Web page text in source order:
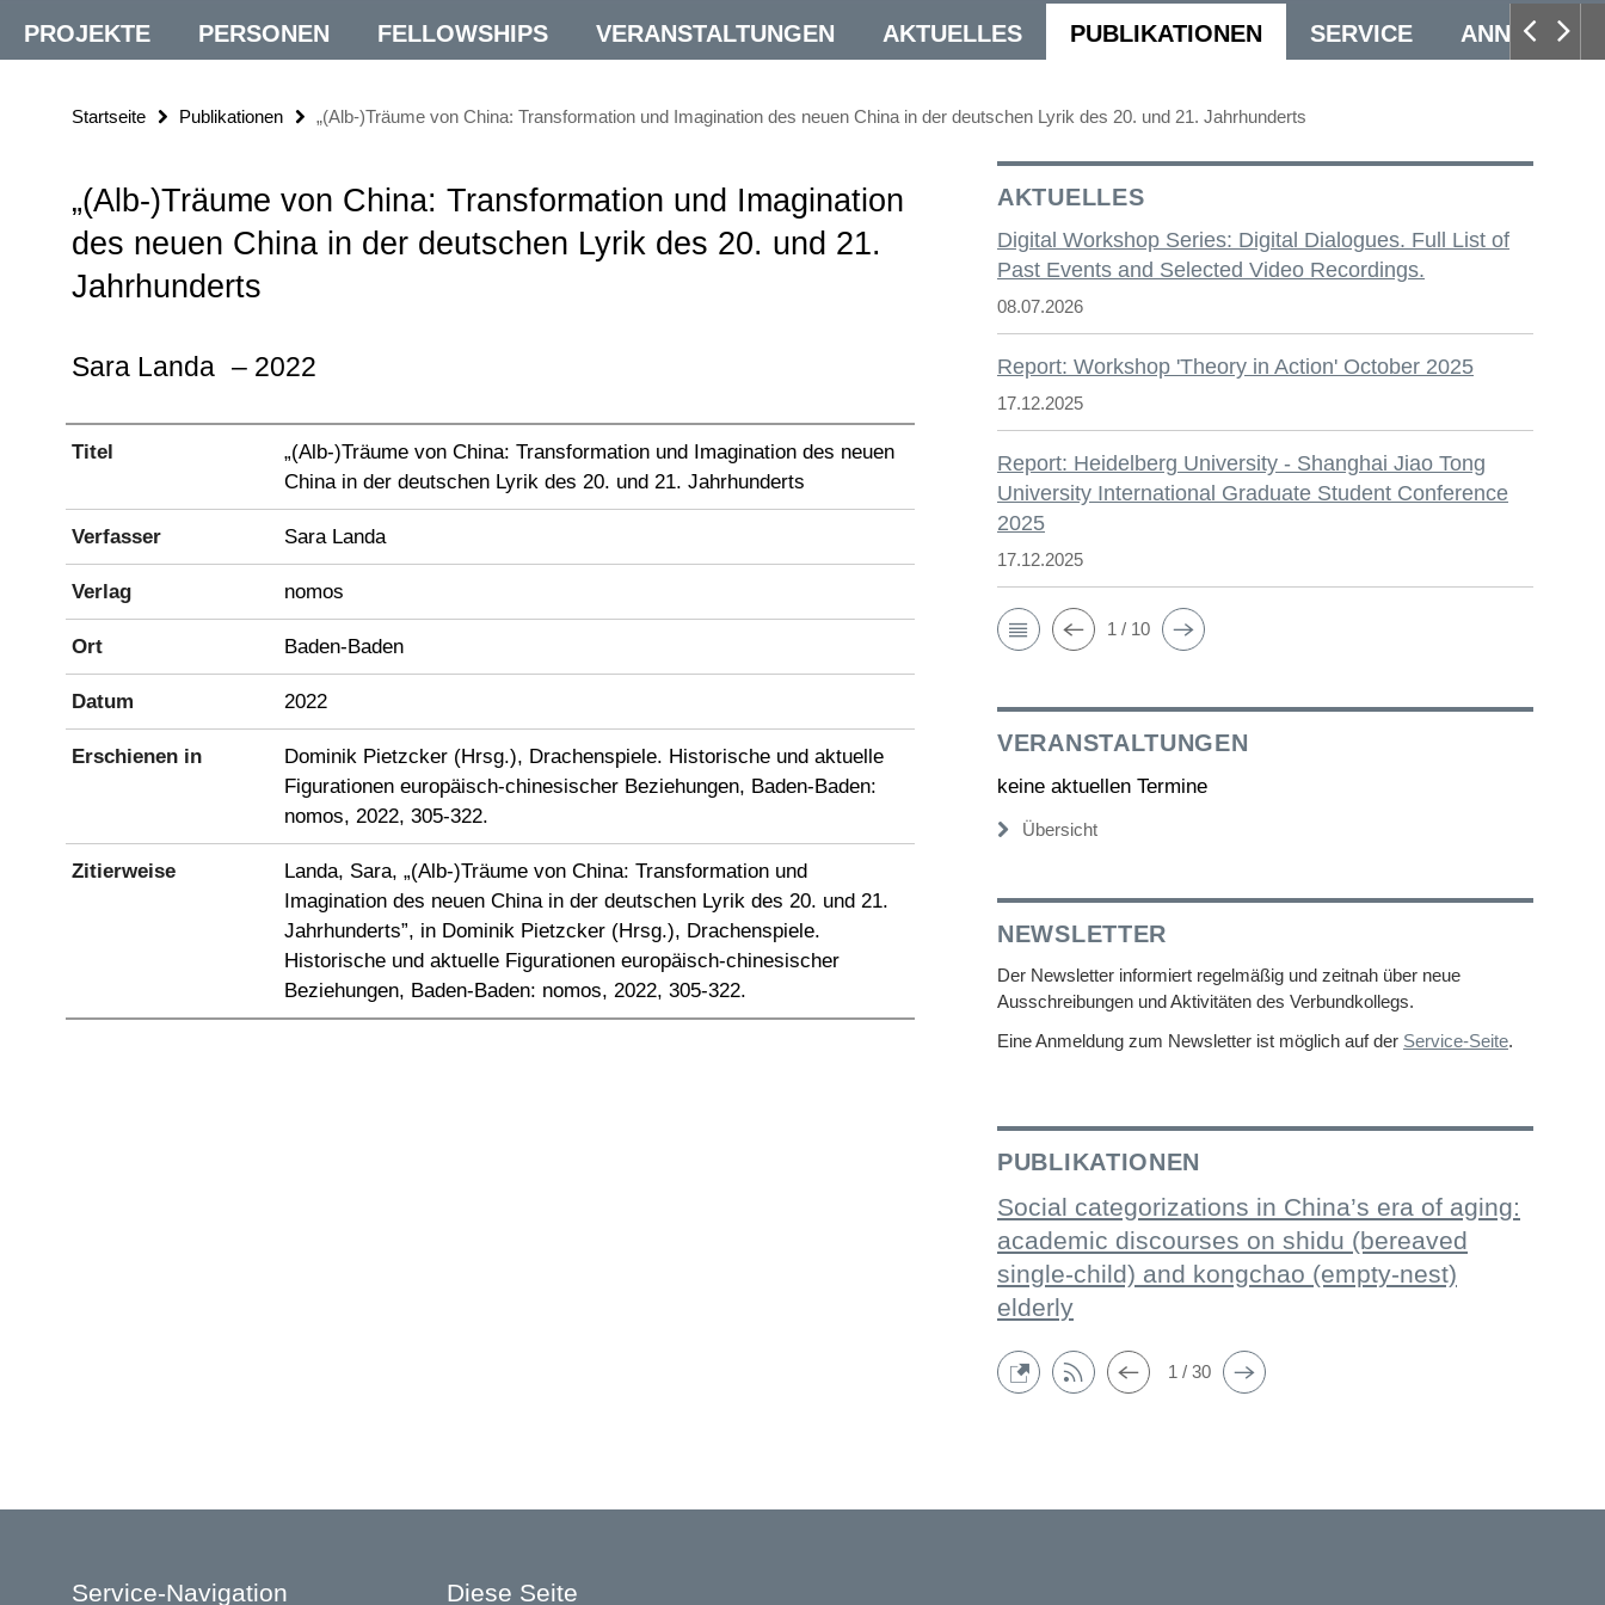
PROJEKTE PERSONEN FELLOWSHIPS VERANSTALTUNGEN AKTUELLES PUBLIKATIONEN SERVICE ANNUAL
Startseite Publikationen „(Alb-)Träume von China: Transformation und Imagination des neuen China in der deutschen Lyrik des 20. und 21. Jahrhunderts
„(Alb-)Träume von China: Transformation und Imagination
des neuen China in der deutschen Lyrik des 20. und 21.
Jahrhunderts
Sara Landa – 2022
Titel
„(Alb-)Träume von China: Transformation und Imagination des neuen
China in der deutschen Lyrik des 20. und 21. Jahrhunderts
Verfasser Sara Landa
Verlag nomos
Ort Baden-Baden
Datum 2022
Erschienen in
Dominik Pietzcker (Hrsg.), Drachenspiele. Historische und aktuelle
Figurationen europäisch-chinesischer Beziehungen, Baden-Baden:
nomos, 2022, 305-322.
Zitierweise
Landa, Sara, „(Alb-)Träume von China: Transformation und
Imagination des neuen China in der deutschen Lyrik des 20. und 21.
Jahrhunderts”, in Dominik Pietzcker (Hrsg.), Drachenspiele.
Historische und aktuelle Figurationen europäisch-chinesischer
Beziehungen, Baden-Baden: nomos, 2022, 305-322.
AKTUELLES
Digital Workshop Series: Digital Dialogues. Full List of
Past Events and Selected Video Recordings.
08.07.2026
Report: Workshop 'Theory in Action' October 2025
17.12.2025
Report: Heidelberg University - Shanghai Jiao Tong
University International Graduate Student Conference
2025
17.12.2025
1 / 10
VERANSTALTUNGEN
keine aktuellen Termine
Übersicht
NEWSLETTER
Der Newsletter informiert regelmäßig und zeitnah über neue
Ausschreibungen und Aktivitäten des Verbundkollegs.
Eine Anmeldung zum Newsletter ist möglich auf der Service-Seite.
PUBLIKATIONEN
Social categorizations in China’s era of aging:
academic discourses on shidu (bereaved
single-child) and kongchao (empty-nest)
elderly
1 / 30
Service-Navigation Diese Seite